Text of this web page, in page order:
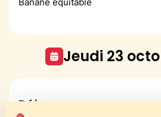
jeudi 23
Déjeuner